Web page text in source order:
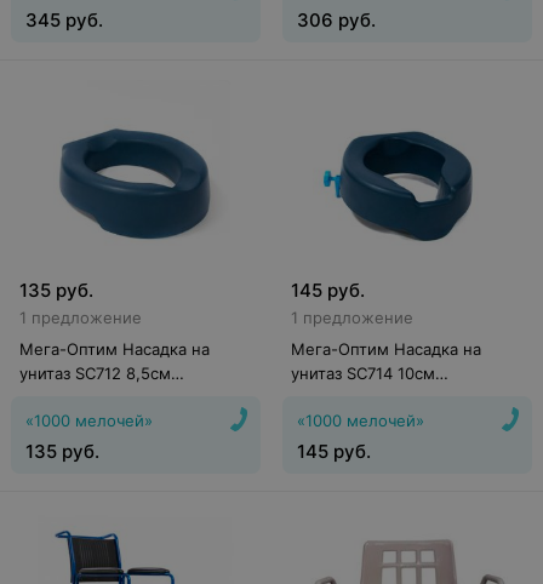
345 руб. 306 руб.
135 руб.
1 предложение
Мега-Оптим Насадка на
унитаз SC712 8,5см
«1000 мелочей»
135 руб.
145 руб.
1 предложение
Мега-Оптим Насадка на
унитаз SC714 10см
«1000 мелочей»
145 руб.